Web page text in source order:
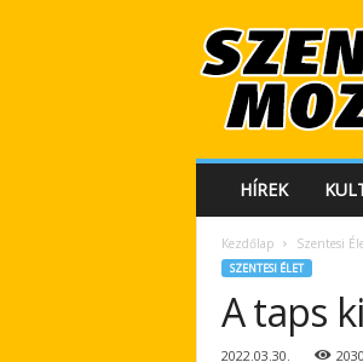
e
HÍREK
Kezdőlap Szentesi
SZENTESI ÉLET
A taps
2022.03.30. 2030